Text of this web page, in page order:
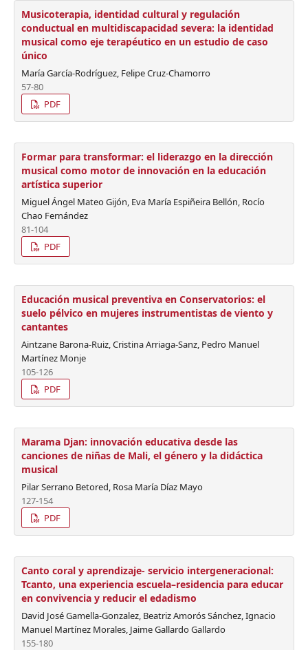
Musicoterapia, identidad cultural y regulación
conductual en multidiscapacidad severa: la identidad
musical como eje terapéutico en un estudio de caso
único
María García-Rodríguez, Felipe Cruz-Chamorro
57-80
PDF
Formar para transformar: el liderazgo en la dirección
musical como motor de innovación en la educación
artística superior
Miguel Ángel Mateo Gijón, Eva María Espiñeira Bellón, Rocío
Chao Fernández
81-104
PDF
Educación musical preventiva en Conservatorios: el
suelo pélvico en mujeres instrumentistas de viento y
cantantes
Aintzane Barona-Ruiz, Cristina Arriaga-Sanz, Pedro Manuel
Martínez Monje
105-126
PDF
Marama Djan: innovación educativa desde las
canciones de niñas de Mali, el género y la didáctica
musical
Pilar Serrano Betored, Rosa María Díaz Mayo
127-154
PDF
Canto coral y aprendizaje- servicio intergeneracional:
Tcanto, una experiencia escuela–residencia para educar
en convivencia y reducir el edadismo
David José Gamella-Gonzalez, Beatriz Amorós Sánchez, Ignacio
Manuel Martínez Morales, Jaime Gallardo Gallardo
155-180